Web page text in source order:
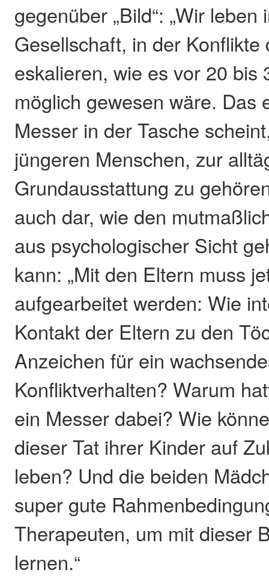
gegenüber „Bild“: „Wir leben
Gesellschaft, in der
eskalieren, wie es vor 20 bis
möglich gewesen wäre. Das
Messer in der Tasche
jüngeren Menschen, zur
Grundausstattung zu
auch dar, wie den
aus psychologischer Sicht
kann: „Mit den Eltern muss
aufgearbeitet werden: Wie
Kontakt der Eltern zu den
Anzeichen für ein
Konfliktverhalten? Warum
ein Messer dabei? Wie
dieser Tat ihrer Kinder auf
leben? Und die beiden
super gute
Therapeuten, um mit dieser
lernen.“